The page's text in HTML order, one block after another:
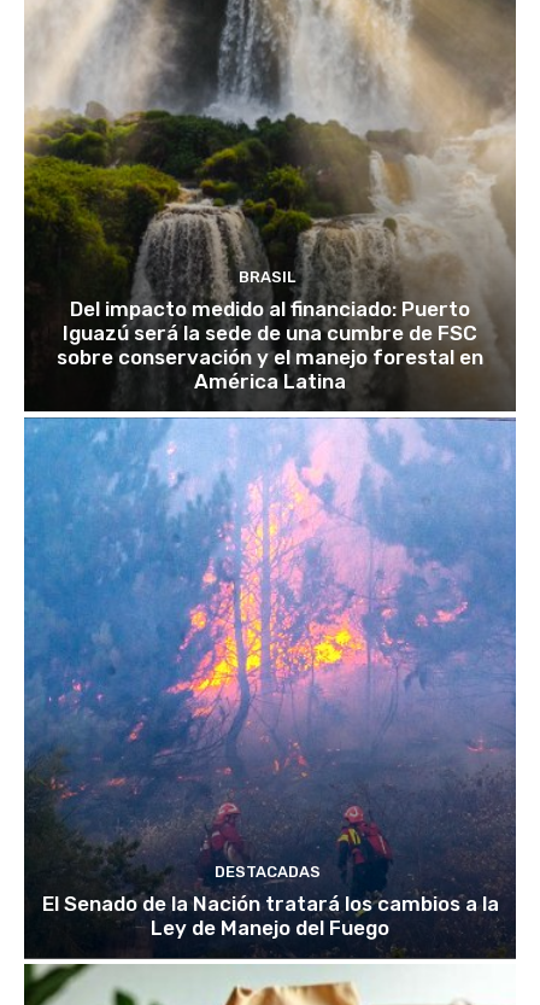
BRASIL
Del impacto medido al financiado: Puerto
Iguazú será la sede de una cumbre de FSC
sobre conservación y el manejo forestal en
América Latina
DESTACADAS
El Senado de la Nación tratará los cambios a la
Ley de Manejo del Fuego